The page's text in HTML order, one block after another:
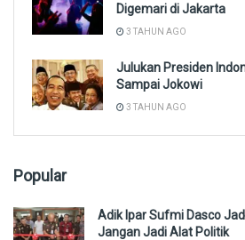
Digemari di Jakarta
3 TAHUN AGO
Julukan Presiden
Sampai Jokowi
3 TAHUN AGO
Popular
Adik Ipar Sufmi Dasco
Jangan Jadi Alat Politik